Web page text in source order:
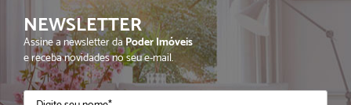
NEWSLETTER
Assine a newsletter daPoder Imóveis
e receba novidades no seu e-mail.